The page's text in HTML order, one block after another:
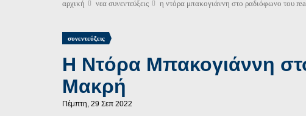
αρχική νεα συνεντεύξεις η ντόρα μπακογιάννη στο ραδιόφωνο του
συνεντεύξεις
Η Ντόρα Μπακογιάννη
Μακρή
Πέμπτη, 29 Σεπ 2022